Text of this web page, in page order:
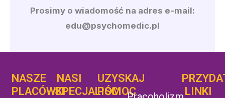
Prosimy o wiadomość na adres e-mail:
edu@psychomedic.pl
NASZE
PLACÓWKI
NASI
SPECJALIŚCI
UZYSKAJ
POMOC
UZYSKAJ
POMOC
LINKI